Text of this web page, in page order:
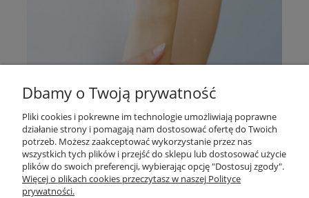
Pierścionek Futuristic w Kolorze Srebrnym
Dbamy o Twoją prywatność
Pliki cookies i pokrewne im technologie umożliwiają poprawne
działanie strony i pomagają nam dostosować ofertę do Twoich
potrzeb. Możesz zaakceptować wykorzystanie przez nas
wszystkich tych plików i przejść do sklepu lub dostosować użycie
plików do swoich preferencji, wybierając opcję "Dostosuj zgody".
Więcej o plikach cookies przeczytasz w naszej Polityce
prywatności.